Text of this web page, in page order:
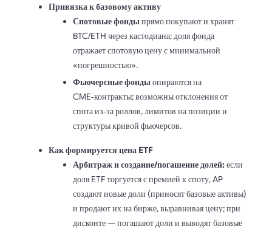
Привязка к базовому активу
Спотовые фондыпрямо покупают и хранят
BTC/ETH через кастодиана; доля фонда
отражает спотовую цену с минимальной
«погрешностью».
Фьючерсные фондыопираются на
CME‑контракты; возможны отклонения от
спота из‑за роллов, лимитов на позиции и
структуры кривой фьючерсов.
Как формируется цена ETF
Арбитраж и создание/погашение долей:если
доля ETF торгуется с премией к споту, AP
создают новые доли (приносят базовые активы)
и продают их на бирже, выравнивая цену; при
дисконте — погашают доли и выводят базовые